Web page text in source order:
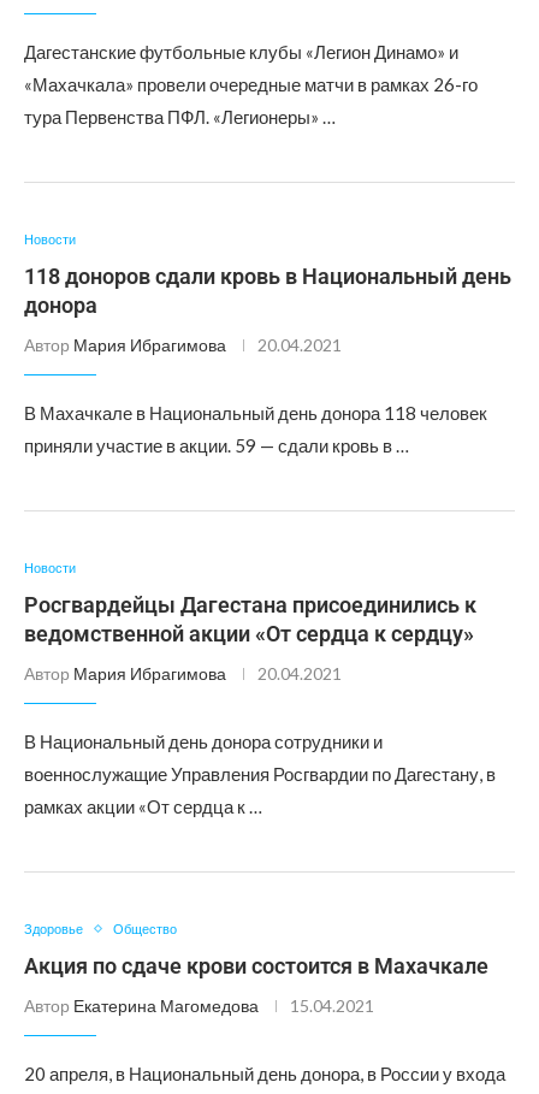
Дагестанские футбольные клубы «Легион Динамо» и
«Махачкала» провели очередные матчи в рамках 26-го
тура Первенства ПФЛ. «Легионеры» …
Новости
118 доноров сдали кровь в Национальный день
донора
Автор Мария Ибрагимова 20.04.2021
В Махачкале в Национальный день донора 118 человек
приняли участие в акции. 59 — сдали кровь в …
Новости
Росгвардейцы Дагестана присоединились к
ведомственной акции «От сердца к сердцу»
Автор Мария Ибрагимова 20.04.2021
В Национальный день донора сотрудники и
военнослужащие Управления Росгвардии по Дагестану, в
рамках акции «От сердца к …
Здоровье Общество
Акция по сдаче крови состоится в Махачкале
Автор Екатерина Магомедова 15.04.2021
20 апреля, в Национальный день донора, в России у входа